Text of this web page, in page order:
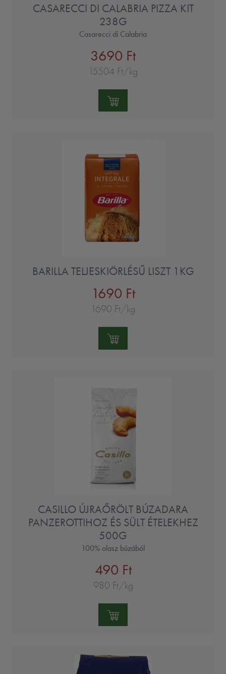
CASARECCI DI CALABRIA PIZZA KIT
238G
Casarecci di Calabria
3690 Ft
15504 Ft/kg
Mennyiség:
BARILLA TELJESKIÖRLÉSŰ LISZT 1KG
1690 Ft
1690 Ft/kg
Mennyiség:
CASILLO ÚJRAŐRÖLT BÚZADARA
PANZEROTTIHOZ ÉS SÜLT ÉTELEKHEZ
500G
100% olasz búzából
490 Ft
980 Ft/kg
Mennyiség: